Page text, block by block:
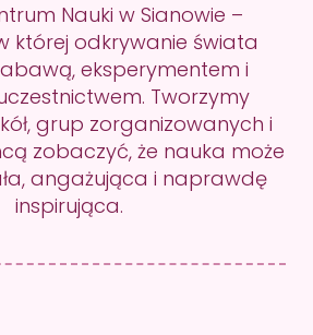
Nauki w Sianowie –
której odkrywanie świata
eksperymentem i
Tworzymy
grup zorganizowanych i
zobaczyć, że nauka może
angażująca i naprawdę
inspirująca.